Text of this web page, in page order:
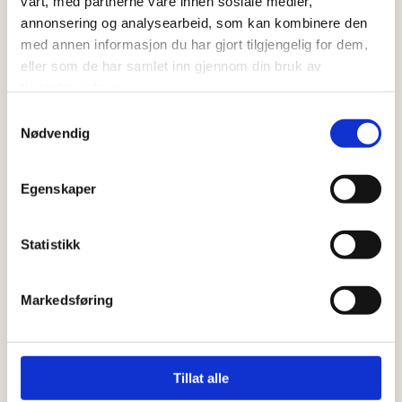
annonsering og analysearbeid, som kan kombinere den
med annen informasjon du har gjort tilgjengelig for dem,
eller som de har samlet inn gjennom din bruk av
Nødvendig
Egenskaper
Statistikk
Markedsføring
Tillat alle
Marsipankake, 2 etg
2.385,-